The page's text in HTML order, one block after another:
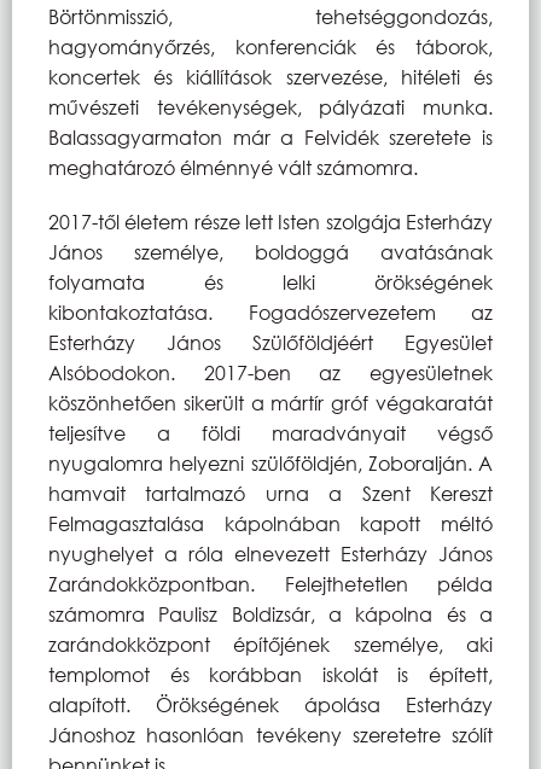
Börtönmisszió, tehetséggondozás,
hagyományőrzés, konferenciák és táborok,
koncertek és kiállítások szervezése, hitéleti és
művészeti tevékenységek, pályázati munka.
Balassagyarmaton már a Felvidék szeretete is
meghatározó élménnyé vált számomra.
2017-től életem része lett Isten szolgája Esterházy
János személye, boldoggá avatásának
folyamata és lelki örökségének
kibontakoztatása. Fogadószervezetem az
Esterházy János Szülőföldjéért Egyesület
Alsóbodokon. 2017-ben az egyesületnek
köszönhetően sikerült a mártír gróf végakaratát
teljesítve a földi maradványait végső
nyugalomra helyezni szülőföldjén, Zoboralján. A
hamvait tartalmazó urna a Szent Kereszt
Felmagasztalása kápolnában
kapott méltó
nyughelyet a róla elnevezett Esterházy János
Zarándokközpontban. Felejthetetlen példa
számomra Paulisz Boldizsár, a kápolna és a
zarándokközpont építőjének személye, aki
templomot és korábban iskolát is épített,
alapított. Örökségének ápolása Esterházy
Jánoshoz hasonlóan tevékeny szeretetre szólít